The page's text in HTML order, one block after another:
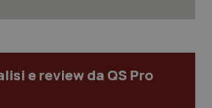
e review da QS Pro
Statistici Marketing
contribuiscono a rendere fruibile il